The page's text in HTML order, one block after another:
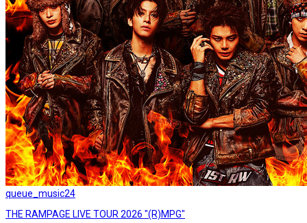
queue_music24
THE RAMPAGE LIVE TOUR 2026 "(R)MPG"